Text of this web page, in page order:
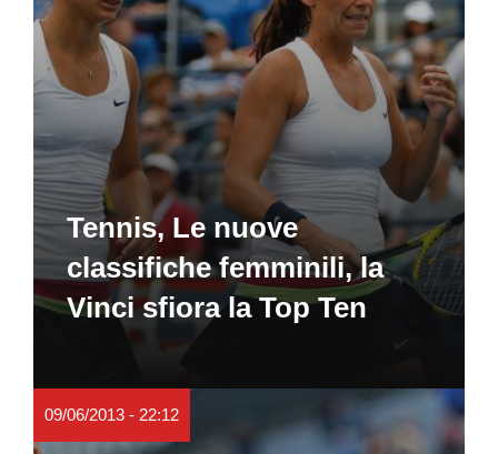
Tennis, Le nuove
classifiche femminili, la
Vinci sfiora la Top Ten
09/06/2013 - 22:12